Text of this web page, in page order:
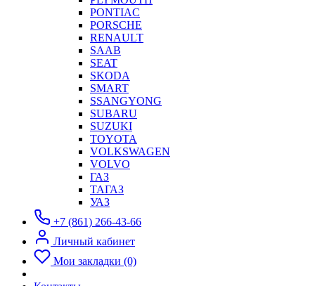
PONTIAC
PORSCHE
RENAULT
SAAB
SEAT
SKODA
SMART
SSANGYONG
SUBARU
SUZUKI
TOYOTA
VOLKSWAGEN
VOLVO
ГАЗ
ТАГАЗ
УАЗ
+7 (861) 266-43-66
Личный кабинет
Мои закладки (0)